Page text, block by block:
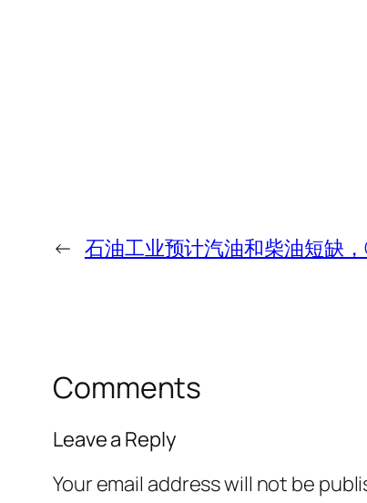
← 石油工业预计汽油和柴油短缺，
Comments
Leave a Reply
Your email address will not be